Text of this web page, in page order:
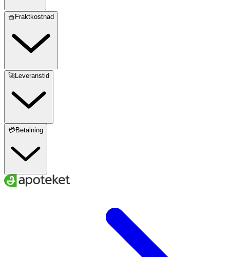
🧺Fraktkostnad
🚀Leveranstid
💳Betalning